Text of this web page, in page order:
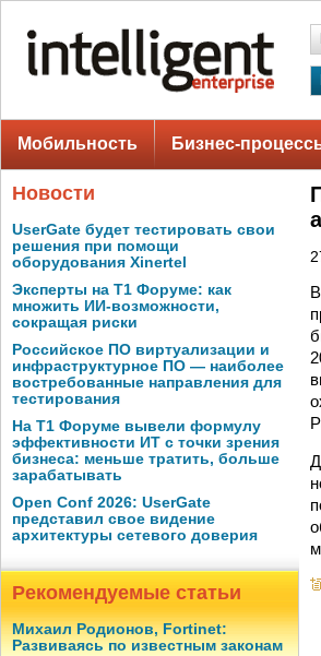
Мобильность Бизнес-
Новости
UserGate будет тестировать свои
решения при помощи
оборудования Xinertel
Эксперты на Т1 Форуме: как
множить ИИ-возможности,
сокращая риски
Российское ПО виртуализации и
инфраструктурное ПО — наиболее
востребованные направления для
тестирования
На Т1 Форуме вывели формулу
эффективности ИТ с точки зрения
бизнеса: меньше тратить, больше
зарабатывать
Open Conf 2026: UserGate
представил свое видение
архитектуры сетевого доверия
Рекомендуемые статьи
Михаил Родионов, Fortinet:
Развиваясь по известным законам